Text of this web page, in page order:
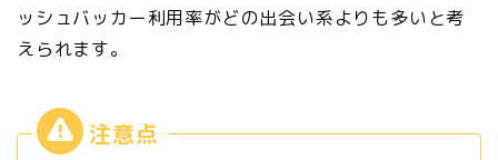
ッシュバッカー利用率がどの出会い系よりも多いと考
えられます。